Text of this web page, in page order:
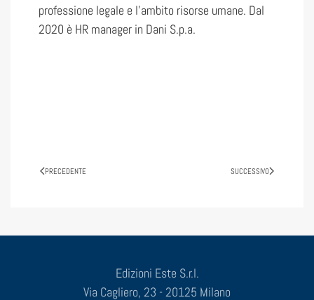
professione legale e l’ambito risorse umane. Dal
2020 è HR manager in Dani S.p.a.
PRECEDENTE SUCCESSIVO
Edizioni Este S.r.l.
Via Cagliero, 23 - 20125 Milano